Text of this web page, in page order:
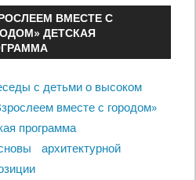
ВМЕСТЕ С
ДЕТСКАЯ
с детьми о высоком
вместе с городом»
программа
архитектурной